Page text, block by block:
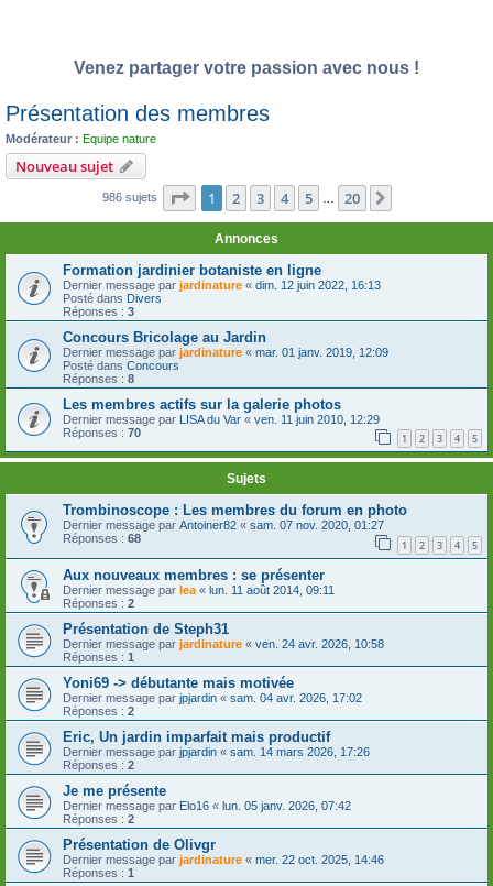
Venez partager votre passion avec nous !
Présentation des membres
Modérateur : Equipe nature
Nouveau sujet
986 sujets Page 1sur20
1 2 3 4 5 20
Annonces
Formation jardinier botaniste en ligne
Dernier message par jardinature « dim. 12 juin 2022, 16:13
Posté dans Divers
Réponses : 3
Concours Bricolage au Jardin
Dernier message par jardinature « mar. 01 janv. 2019, 12:09
Posté dans Concours
Réponses : 8
Les membres actifs sur la galerie photos
Dernier message par LISA du Var « ven. 11 juin 2010, 12:29
Réponses : 70 1 2 3 4 5
Sujets
Trombinoscope : Les membres du forum en photo
Dernier message par Antoiner82 « sam. 07 nov. 2020, 01:27
Réponses : 68 1 2 3 4 5
Aux nouveaux membres : se présenter
Dernier message par lea « lun. 11 août 2014, 09:11
Réponses : 2
Présentation de Steph31
Dernier message par jardinature « ven. 24 avr. 2026, 10:58
Réponses : 1
Yoni69 -> débutante mais motivée
Dernier message par jpjardin « sam. 04 avr. 2026, 17:02
Réponses : 2
Eric, Un jardin imparfait mais productif
Dernier message par jpjardin « sam. 14 mars 2026, 17:26
Réponses : 2
Je me présente
Dernier message par Elo16 « lun. 05 janv. 2026, 07:42
Réponses : 2
Présentation de Olivgr
Dernier message par jardinature « mer. 22 oct. 2025, 14:46
Réponses : 1